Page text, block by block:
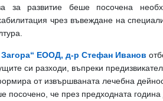
за развитие беше посочена
чрез въвеждане на
Загора“ ЕООД, д-р Стефан Иванов
си разходи, въпреки
от извършваната лечебна
посочено, че през предходната